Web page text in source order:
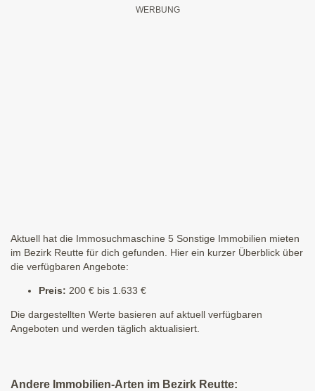
Aktuell hat die Immosuchmaschine 5 Sonstige Immobilien mieten
im Bezirk Reutte für dich gefunden. Hier ein kurzer Überblick über
die verfügbaren Angebote:
Preis: 200 € bis 1.633 €
Die dargestellten Werte basieren auf aktuell verfügbaren
Angeboten und werden täglich aktualisiert.
Andere Immobilien-Arten im Bezirk Reutte: